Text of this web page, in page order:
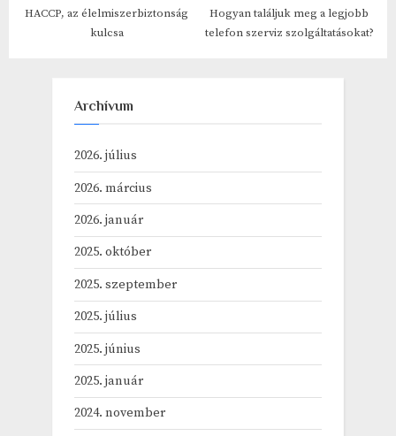
HACCP, az élelmiszerbiztonság
kulcsa
Hogyan találjuk meg a legjobb
telefon szerviz szolgáltatásokat?
Archívum
2026. július
2026. március
2026. január
2025. október
2025. szeptember
2025. július
2025. június
2025. január
2024. november